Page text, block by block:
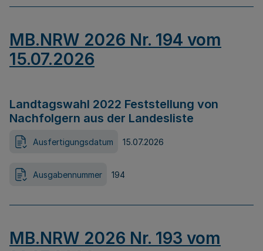
MB.NRW 2026 Nr. 194 vom
15.07.2026
Landtagswahl 2022 Feststellung von
Nachfolgern aus der Landesliste
Ausfertigungsdatum 15.07.2026
Ausgabennummer 194
MB.NRW 2026 Nr. 193 vom